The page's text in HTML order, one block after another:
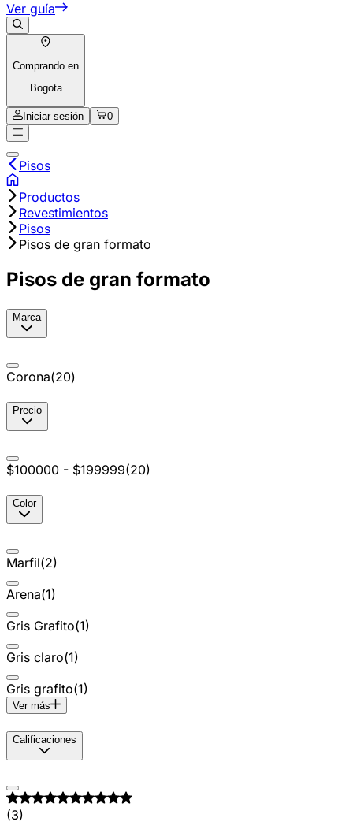
Ver guía
Comprando en
Bogota
Iniciar sesión 0
Pisos
Productos
Revestimientos
Pisos
Pisos de gran formato
Pisos de gran formato
Marca
Corona(20)
Precio
$100000 - $199999(20)
Color
Marfil(2)
Arena(1)
Gris Grafito(1)
Gris claro(1)
Gris grafito(1)
Ver más
Calificaciones
(3)